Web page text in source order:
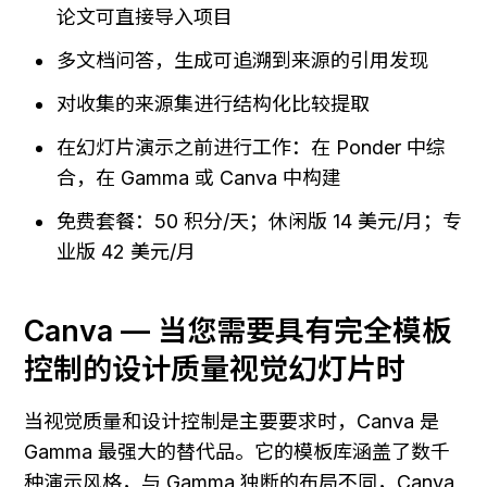
论文可直接导入项目
多文档问答，生成可追溯到来源的引用发现
对收集的来源集进行结构化比较提取
在幻灯片演示之前进行工作：在 Ponder 中综
合，在 Gamma 或 Canva 中构建
免费套餐：50 积分/天；休闲版 14 美元/月；专
业版 42 美元/月
Canva — 当您需要具有完全模板
控制的设计质量视觉幻灯片时
当视觉质量和设计控制是主要要求时，Canva 是
Gamma 最强大的替代品。它的模板库涵盖了数千